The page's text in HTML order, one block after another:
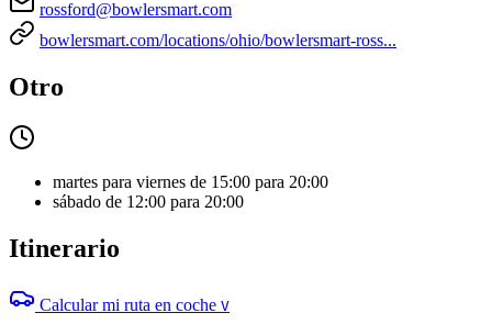
rossford@bowlersmart.com
bowlersmart.com/locations/ohio/bowlersmart-ross...
Otro
martes para viernes de 15:00 para 20:00
sábado de 12:00 para 20:00
Itinerario
Calcular mi ruta en coche V